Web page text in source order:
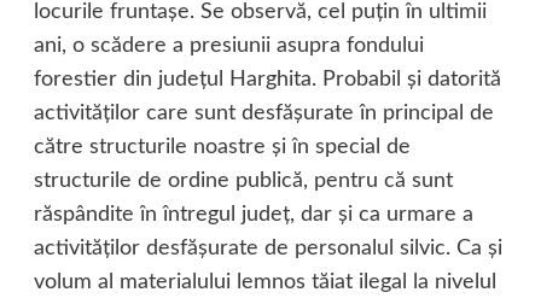
locurile fruntaşe. Se observă, cel puţin în ultimii
ani, o scădere a presiunii asupra fondului
forestier din judeţul Harghita. Probabil şi datorită
activităţilor care sunt desfăşurate în principal de
către structurile noastre şi în special de
structurile de ordine publică, pentru că sunt
răspândite în întregul judeţ, dar şi ca urmare a
activităţilor desfăşurate de personalul silvic. Ca şi
volum al materialului lemnos tăiat ilegal la nivelul